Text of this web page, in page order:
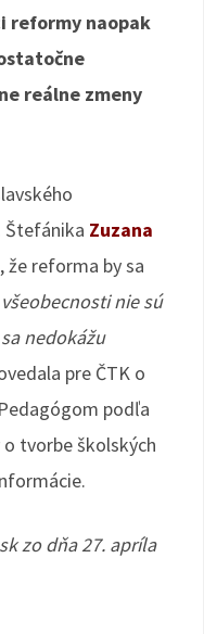
reformy naopak
reálne zmeny
Štefánika Zuzana
že reforma by sa
nie sú
nedokážu
pre ČTK o
podľa
tvorbe školských
zo dňa 27. apríla